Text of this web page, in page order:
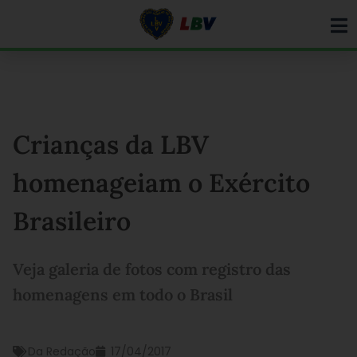
Crianças da LBV
homenageiam o Exército
Brasileiro
Veja galeria de fotos com registro das
homenagens em todo o Brasil
Da Redação 17/04/2017